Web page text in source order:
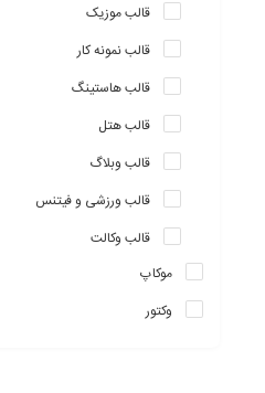
قالب موزیک
قالب نمونه کار
قالب هاستینگ
قالب هتل
قالب وبلاگ
قالب ورزشی و فیتنس
قالب وکالت
موکاپ
وکتور